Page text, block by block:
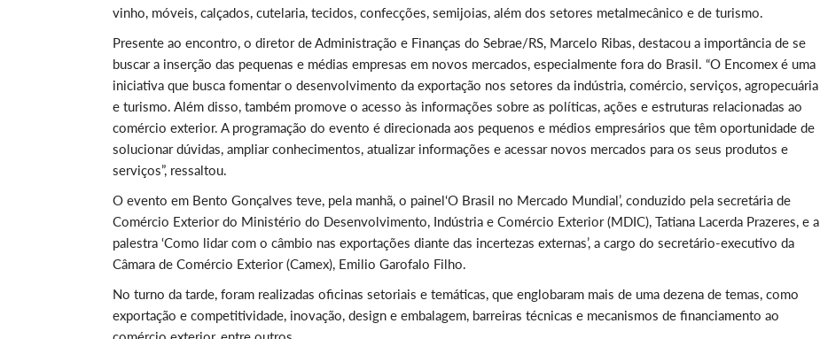
vinho, móveis, calçados, cutelaria, tecidos, confecções, semijoias, além dos setores metalmecânico e de turismo.
Presente ao encontro, o diretor de Administração e Finanças do Sebrae/RS, Marcelo Ribas, destacou a importância de se
buscar a inserção das pequenas e médias empresas em novos mercados, especialmente fora do Brasil. “O Encomex é uma
iniciativa que busca fomentar o desenvolvimento da exportação nos setores da indústria, comércio, serviços, agropecuária
e turismo. Além disso, também promove o acesso às informações sobre as políticas, ações e estruturas relacionadas ao
comércio exterior. A programação do evento é direcionada aos pequenos e médios empresários que têm oportunidade de
solucionar dúvidas, ampliar conhecimentos, atualizar informações e acessar novos mercados para os seus produtos e
serviços”, ressaltou.
O evento em Bento Gonçalves teve, pela manhã, o painel‘O Brasil no Mercado Mundial’, conduzido pela secretária de
Comércio Exterior do Ministério do Desenvolvimento, Indústria e Comércio Exterior (MDIC), Tatiana Lacerda Prazeres, e a
palestra ‘Como lidar com o câmbio nas exportações diante das incertezas externas’, a cargo do secretário-executivo da
Câmara de Comércio Exterior (Camex), Emilio Garofalo Filho.
No turno da tarde, foram realizadas oficinas setoriais e temáticas, que englobaram mais de uma dezena de temas, como
exportação e competitividade, inovação, design e embalagem, barreiras técnicas e mecanismos de financiamento ao